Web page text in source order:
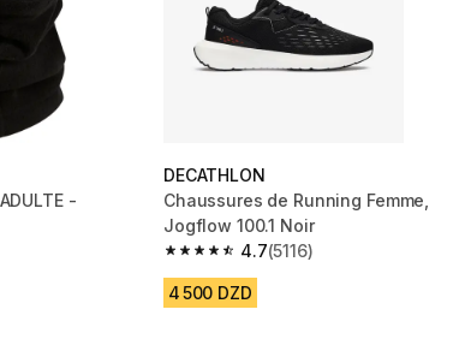
-
7051 reviews
DECATHLON
Chaussures de Running Femme,
Jogflow 100.1 Noir
4.7
4.7 out of 5 stars from 5116 reviews
(5116)
4 500 DZD